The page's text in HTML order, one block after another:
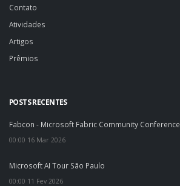
Contato
Atividades
Artigos
Prêmios
POSTS RECENTES
Fabcon - Microsoft Fabric Community Conference
00:00 16 Mar 2026
Microsoft AI Tour São Paulo
00:00 11 Fev 2026